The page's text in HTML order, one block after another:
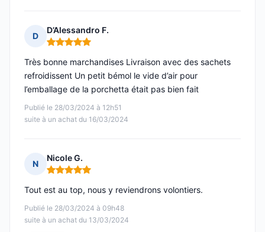
D
D’Alessandro F.
Note : 5 sur 5
Publié le 28/03/2024 à 12h51
suite à un achat du 16/03/2024
Très bonne marchandises Livraison avec des sachets
refroidissent Un petit bémol le vide d’air pour
l’emballage de la porchetta était pas bien fait
N
Nicole G.
Note : 5 sur 5
Publié le 28/03/2024 à 09h48
suite à un achat du 13/03/2024
Tout est au top, nous y reviendrons volontiers.